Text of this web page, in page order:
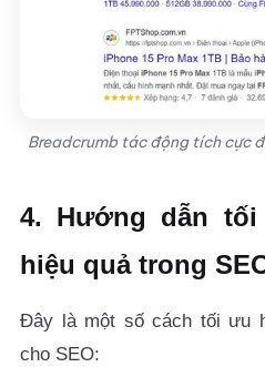
Breadcrumb tác động tích cực
4. Hướng dẫn tối
hiệu quả trong
Đây là một số cách tối ưu
cho SEO: